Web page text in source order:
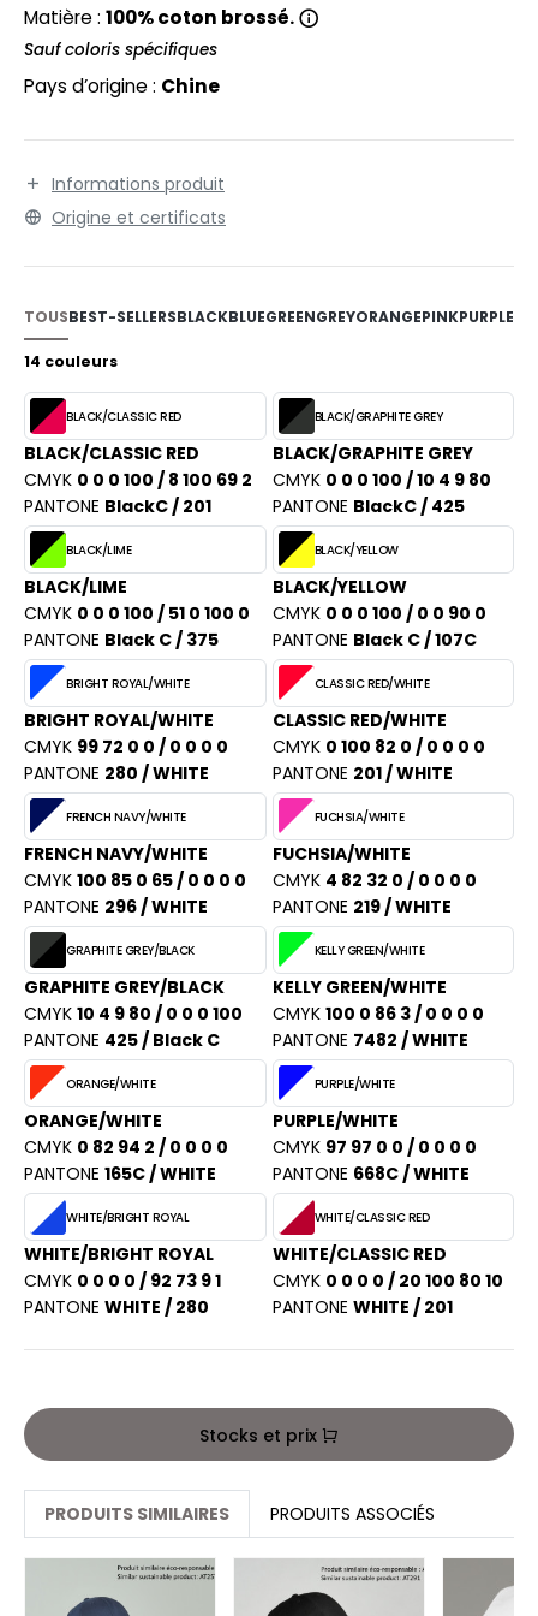
LABEL / TEAR AWAY
SHOPPING
VETEMENTS
SHIRT
SHIRT
PROFESSIONNELLE
- BLOUSON
ROW
OF THE LOOM
OF THE LOOM VINTAGE
- BLANKS
COOL
HOODS
T'S
SERIE
Matière : 100% coton brossé.
Sauf coloris spécifiques
Pays d’origine : Chine
Informations produit
Origine et certificats
TOUSBEST-SELLERSBLACKBLUEGREENGREYORANGEPINKPURPLE
14 couleurs
BLACK/CLASSIC RED
BLACK/CLASSIC RED
CMYK 0 0 0 100 / 8 100 69 2
PANTONE BlackC / 201
BLACK/GRAPHITE GREY
BLACK/GRAPHITE GREY
CMYK 0 0 0 100 / 10 4 9 80
PANTONE BlackC / 425
BLACK/LIME
BLACK/LIME
CMYK 0 0 0 100 / 51 0 100 0
PANTONE Black C / 375
BLACK/YELLOW
BLACK/YELLOW
CMYK 0 0 0 100 / 0 0 90 0
PANTONE Black C / 107C
BRIGHT ROYAL/WHITE
BRIGHT ROYAL/WHITE
CMYK 99 72 0 0 / 0 0 0 0
PANTONE 280 / WHITE
CLASSIC RED/WHITE
CLASSIC RED/WHITE
CMYK 0 100 82 0 / 0 0 0 0
PANTONE 201 / WHITE
FRENCH NAVY/WHITE
FRENCH NAVY/WHITE
CMYK 100 85 0 65 / 0 0 0 0
PANTONE 296 / WHITE
FUCHSIA/WHITE
FUCHSIA/WHITE
CMYK 4 82 32 0 / 0 0 0 0
PANTONE 219 / WHITE
GRAPHITE GREY/BLACK
GRAPHITE GREY/BLACK
CMYK 10 4 9 80 / 0 0 0 100
PANTONE 425 / Black C
KELLY GREEN/WHITE
KELLY GREEN/WHITE
CMYK 100 0 86 3 / 0 0 0 0
PANTONE 7482 / WHITE
ORANGE/WHITE
ORANGE/WHITE
CMYK 0 82 94 2 / 0 0 0 0
PANTONE 165C / WHITE
PURPLE/WHITE
PURPLE/WHITE
CMYK 97 97 0 0 / 0 0 0 0
PANTONE 668C / WHITE
WHITE/BRIGHT ROYAL
WHITE/BRIGHT ROYAL
CMYK 0 0 0 0 / 92 73 9 1
PANTONE WHITE / 280
WHITE/CLASSIC RED
WHITE/CLASSIC RED
CMYK 0 0 0 0 / 20 100 80 10
PANTONE WHITE / 201
Stocks et prix
PRODUITS SIMILAIRES PRODUITS ASSOCIÉS